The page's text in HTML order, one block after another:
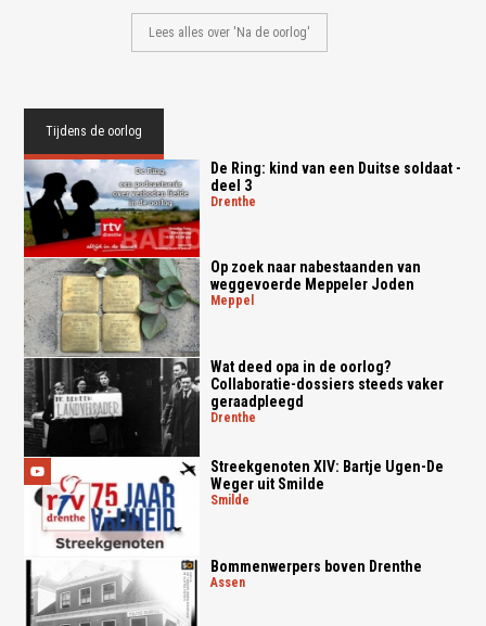
Lees alles over 'Na de oorlog'
Tijdens de oorlog
De Ring: kind van een Duitse soldaat -
deel 3
drenthe
Op zoek naar nabestaanden van
weggevoerde Meppeler Joden
meppel
Wat deed opa in de oorlog?
Collaboratie-dossiers steeds vaker
geraadpleegd
drenthe
Streekgenoten XIV: Bartje Ugen-De
Weger uit Smilde
smilde
Bommenwerpers boven Drenthe
assen